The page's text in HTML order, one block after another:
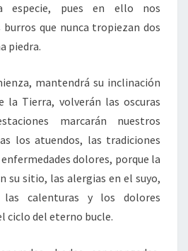
especie, pues en ello nos
que nunca tropiezan dos
piedra.
mantendrá su inclinación
la Tierra, volverán las oscuras
marcarán nuestros
los atuendos, las tradiciones
dolores, porque la
su sitio, las alergias en el suyo,
las calenturas y los dolores
ciclo del eterno bucle.